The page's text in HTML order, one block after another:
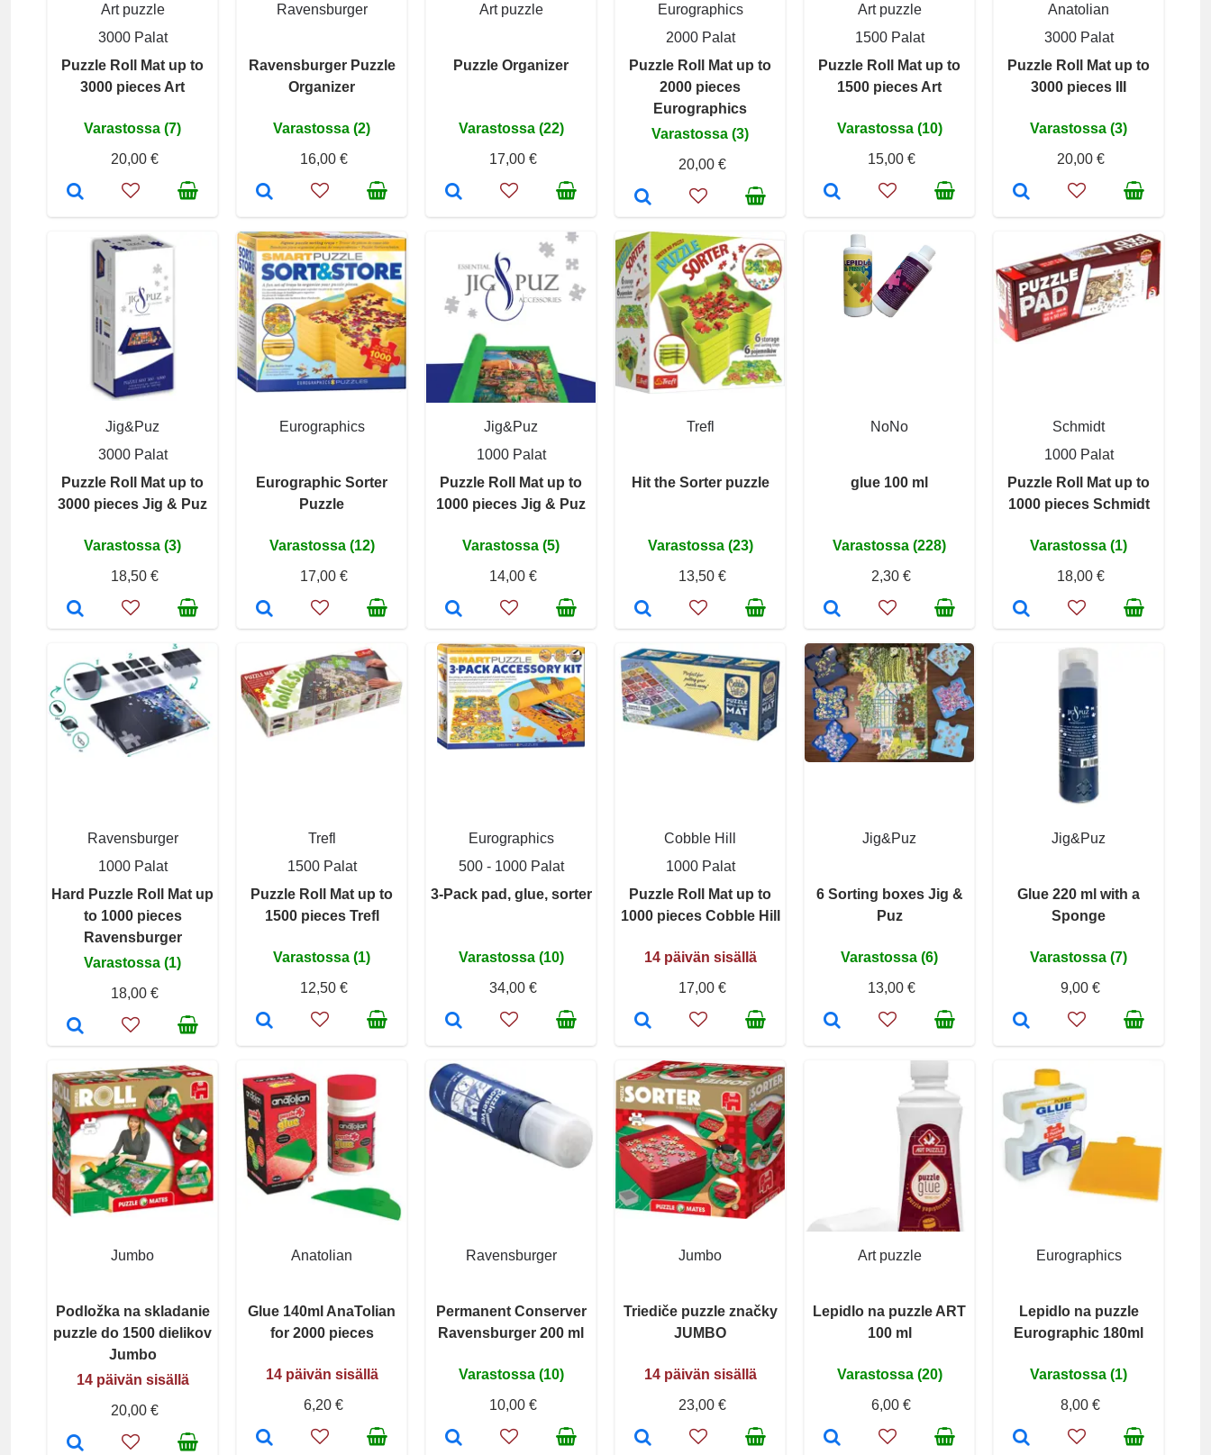
Art puzzle
3000 Palat
Puzzle Roll Mat up to
3000 pieces Art
Varastossa (7)
20,00 €
Ravensburger
Ravensburger Puzzle
Organizer
Varastossa (2)
16,00 €
Art puzzle
Puzzle Organizer
Varastossa (22)
17,00 €
Eurographics
2000 Palat
Puzzle Roll Mat up to
2000 pieces
Eurographics
Varastossa (3)
20,00 €
Art puzzle
1500 Palat
Puzzle Roll Mat up to
1500 pieces Art
Varastossa (10)
15,00 €
Anatolian
3000 Palat
Puzzle Roll Mat up to
3000 pieces III
Varastossa (3)
20,00 €
Jig&Puz
3000 Palat
Puzzle Roll Mat up to
3000 pieces Jig & Puz
Varastossa (3)
18,50 €
Eurographics
Eurographic Sorter
Puzzle
Varastossa (12)
17,00 €
Jig&Puz
1000 Palat
Puzzle Roll Mat up to
1000 pieces Jig & Puz
Varastossa (5)
14,00 €
Trefl
Hit the Sorter puzzle
Varastossa (23)
13,50 €
NoNo
glue 100 ml
Varastossa (228)
2,30 €
Schmidt
1000 Palat
Puzzle Roll Mat up to
1000 pieces Schmidt
Varastossa (1)
18,00 €
Ravensburger
1000 Palat
Hard Puzzle Roll Mat up
to 1000 pieces
Ravensburger
Varastossa (1)
18,00 €
Trefl
1500 Palat
Puzzle Roll Mat up to
1500 pieces Trefl
Varastossa (1)
12,50 €
Eurographics
500 - 1000 Palat
3-Pack pad, glue, sorter
Varastossa (10)
34,00 €
Cobble Hill
1000 Palat
Puzzle Roll Mat up to
1000 pieces Cobble Hill
14 päivän sisällä
17,00 €
Jig&Puz
6 Sorting boxes Jig &
Puz
Varastossa (6)
13,00 €
Jig&Puz
Glue 220 ml with a
Sponge
Varastossa (7)
9,00 €
Jumbo
Podložka na skladanie
puzzle do 1500 dielikov
Jumbo
14 päivän sisällä
20,00 €
Anatolian
Glue 140ml AnaTolian
for 2000 pieces
14 päivän sisällä
6,20 €
Ravensburger
Permanent Conserver
Ravensburger 200 ml
Varastossa (10)
10,00 €
Jumbo
Triediče puzzle značky
JUMBO
14 päivän sisällä
23,00 €
Art puzzle
Lepidlo na puzzle ART
100 ml
Varastossa (20)
6,00 €
Eurographics
Lepidlo na puzzle
Eurographic 180ml
Varastossa (1)
8,00 €